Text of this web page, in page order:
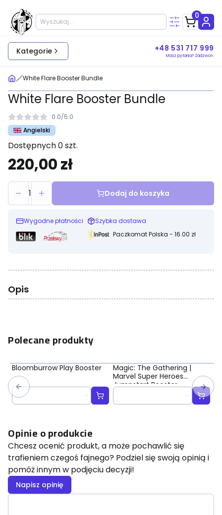
0
Kategorie +48 531 717 999
Masz pytania? Zadzwoń.
White Flare Booster Bundle
White Flare Booster Bundle
0.0/5.0
Angielski
Dostępnych 0 szt.
220,00 zł
1 Dodaj do koszyka
Wygodne płatności
Szybka dostawa
Paczkomat Polska - 16.00 zł
Opis
Polecane produkty
Bloomburrow Play Booster
Magic: The Gathering |
Marvel Super Heroes
Jumpstart Booster
Opinie o produkcie
Chcesz ocenić produkt, a może pochawlić się
trafieniem czegoś fajnego? Podziel się swoją opinią i
pomóż innym w podjęciu decyzji!
Napisz opinię